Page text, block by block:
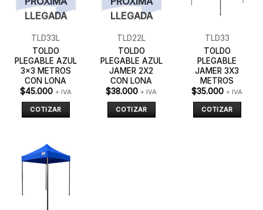
LLEGADA
TLD33L
TOLDO
PLEGABLE AZUL
3×3 METROS
CON LONA
$45.000 + IVA
COTIZAR
LLEGADA
TLD22L
TOLDO
PLEGABLE AZUL
JAMER 2X2
CON LONA
$38.000 + IVA
COTIZAR
TLD33
TOLDO
PLEGABLE
JAMER 3X3
METROS
$35.000 + IVA
COTIZAR